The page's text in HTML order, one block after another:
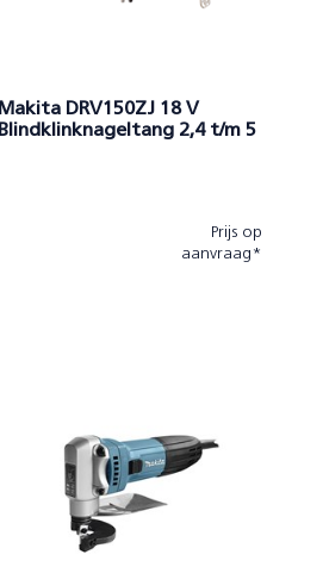
Makita DRV150ZJ 18 V
Blindklinknageltang 2,4 t/m 5
Prijs op
aanvraag*